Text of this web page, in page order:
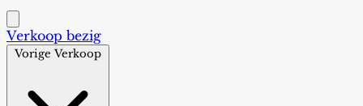
Verkoop bezig
Vorige Verkoop